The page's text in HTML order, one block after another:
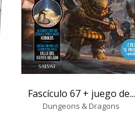
Fascículo 67 + juego de...
Dungeons & Dragons